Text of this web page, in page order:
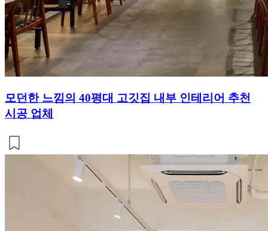
모던한 느낌의 40평대 고깃집 내부 인테리어 추천
시공 업체